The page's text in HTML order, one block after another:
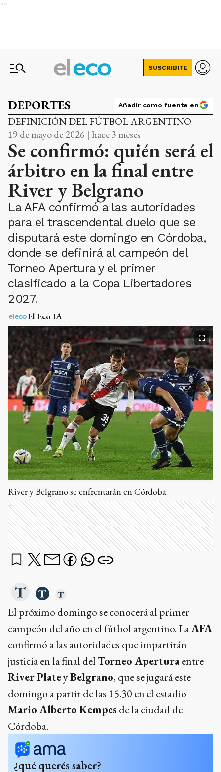
Ads
SUSCRIBITE
DEPORTES Añadir como fuente en
DEFINICIÓN DEL FÚTBOL ARGENTINO
19 de mayo de 2026 | hace 3 meses
Se confirmó: quién será el
árbitro en la final entre
River y Belgrano
La AFA confirmó a las autoridades
para el trascendental duelo que se
disputará este domingo en Córdoba,
donde se definirá al campeón del
Torneo Apertura y el primer
clasificado a la Copa Libertadores
2027.
El Eco IA
River y Belgrano se enfrentarán en Córdoba.
Ads
El próximo domingo se conocerá al primer
campeón del año en el fútbol argentino. LaAFA
confirmó a las autoridades que impartirán
justicia en la final delTorneo Aperturaentre
River PlateyBelgrano, que se jugará este
domingo a partir de las 15.30 en el estadio
Mario Alberto Kempes de la ciudad de
Córdoba.
¿qué querés saber?